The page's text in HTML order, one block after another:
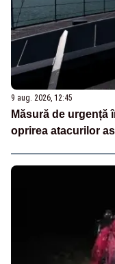
9 aug. 2026, 12:45
Măsură de urgență
oprirea atacurilor